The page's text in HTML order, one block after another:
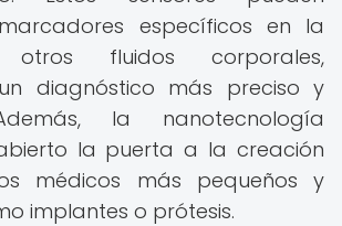
específicos en la
fluidos corporales,
diagnóstico más preciso y
la nanotecnología
la puerta a la creación
médicos más pequeños y
implantes o prótesis.